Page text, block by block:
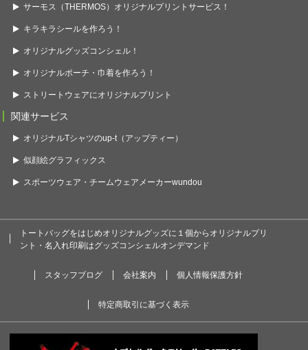
サーモス（THERMOS）オリジナルプリントサービス！
キラキラシールを作ろう！
オリジナルグッズコンシェル！
オリジナルポーチ・巾着を作ろう！
ストリートウェアにオリジナルプリント
関連サービス
オリジナルTシャツのup-t（アップティー）
似顔絵グラフィックス
スポーツウェア・チームウェアメーカーwundou
トートバッグをはじめオリジナルグッズに１個からオリジナルプリ
ント・名入れ印刷はグッズコンシェルオンデマンド
スタッフブログ 会社案内 個人情報保護方針
特定商取引に基づく表示